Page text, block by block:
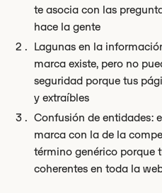
te asocia con las
hace la gente
Lagunas en la
marca existe, pero no
seguridad porque tus
y extraíbles
Confusión de entidades:
marca con la de la
término genérico porque
coherentes en toda la